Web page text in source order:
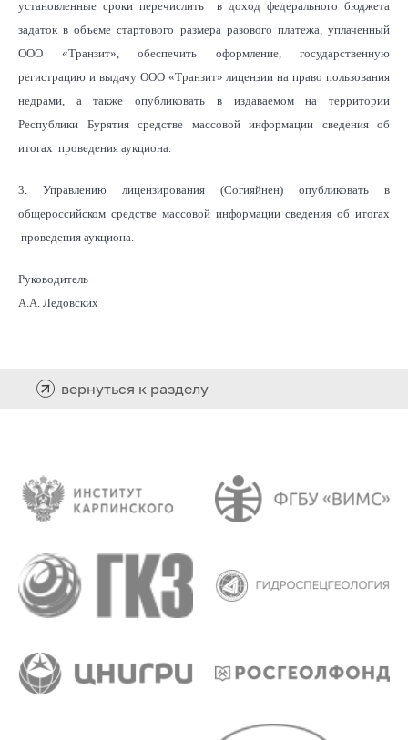
установленные сроки перечислить в доход федерального бюджета
задаток в объеме стартового размера разового платежа, уплаченный
ООО «Транзит», обеспечить оформление, государственную
регистрацию и выдачу ООО «Транзит» лицензии на право пользования
недрами, а также опубликовать в издаваемом на территории
Республики Бурятия средстве массовой информации сведения об
итогах проведения аукциона.
3. Управлению лицензирования (Согияйнен) опубликовать в
общероссийском средстве массовой информации сведения об итогах
проведения аукциона.
Руководитель
А.А. Ледовских
вернуться к разделу